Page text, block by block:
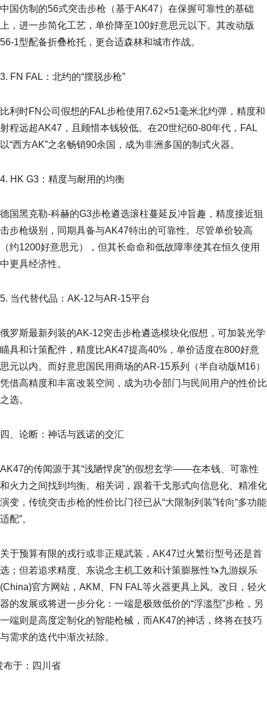
中国仿制的56式突击步枪（基于AK47）在保握可靠性的基础
上，进一步简化工艺，单价降至100好意思元以下。其改动版
56-1型配备折叠枪托，更合适森林和城市作战。
3. FN FAL：北约的“摆脱步枪”
比利时FN公司假想的FAL步枪使用7.62×51毫米北约弹，精度和
射程远超AK47，且顾惜本钱较低。在20世纪60-80年代，FAL
以“西方AK”之名畅销90余国，成为非洲多国的制式火器。
4. HK G3：精度与耐用的均衡
德国黑克勒-科赫的G3步枪遴选滚柱蔓延反冲旨趣，精度接近狙
击步枪级别，同期具备与AK47特出的可靠性。尽管单价较高
（约1200好意思元），但其长命命和低故障率使其在恒久使用
中更具经济性。
5. 当代替代品：AK-12与AR-15平台
俄罗斯最新列装的AK-12突击步枪遴选模块化假想，可加装光学
瞄具和计策配件，精度比AK47提高40%，单价适度在800好意
思元以内。而好意思国民用商场的AR-15系列（半自动版M16）
凭借高精度和丰富改装空间，成为功令部门与民间用户的性价比
之选。
四、论断：神话与践诺的交汇
AK47的传闻源于其“浅陋悍戾”的假想玄学——在本钱、可靠性
和火力之间找到均衡。相关词，跟着干戈形式向信息化、精准化
演变，传统突击步枪的性价比门径已从“大限制列装”转向“多功能
适配”。
关于预算有限的戎行或非正规武装，AK47过火繁衍型号还是首
选；但若追求精度、东说念主机工效和计策膨胀性🦄九游娱乐
(China)官方网站，AKM、FN FAL等火器更具上风。改日，轻火
器的发展或将进一步分化：一端是极致低价的“浮滥型”步枪，另
一端则是高度定制化的智能枪械，而AK47的神话，终将在技巧
与需求的迭代中渐次袪除。
布于：四川省